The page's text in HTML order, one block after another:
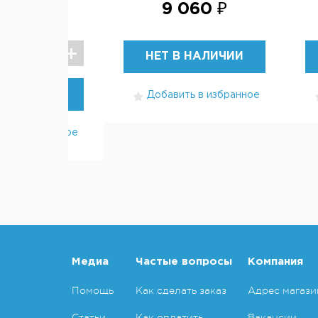
в избранное
9 060 ₽
НЕТ В НАЛИЧИИ
Добавить в избранное
Медиа
Помощь
Частые вопросы
Как сделать заказ
Компания
Адрес